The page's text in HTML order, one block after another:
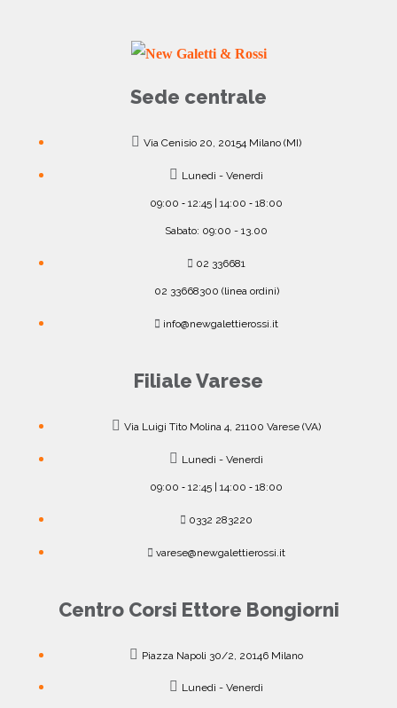
Sede centrale
Via Cenisio 20, 20154 Milano (MI)
Lunedì - Venerdì
09:00 ‐ 12:45 | 14:00 ‐ 18:00
Sabato: 09:00 - 13.00
02 336681
02 33668300 (linea ordini)
info@newgalettierossi.it
Filiale Varese
Via Luigi Tito Molina 4, 21100 Varese (VA)
Lunedì - Venerdì
09:00 ‐ 12:45 | 14:00 ‐ 18:00
0332 283220
varese@newgalettierossi.it
Centro Corsi Ettore Bongiorni
Piazza Napoli 30/2, 20146 Milano
Lunedì - Venerdì